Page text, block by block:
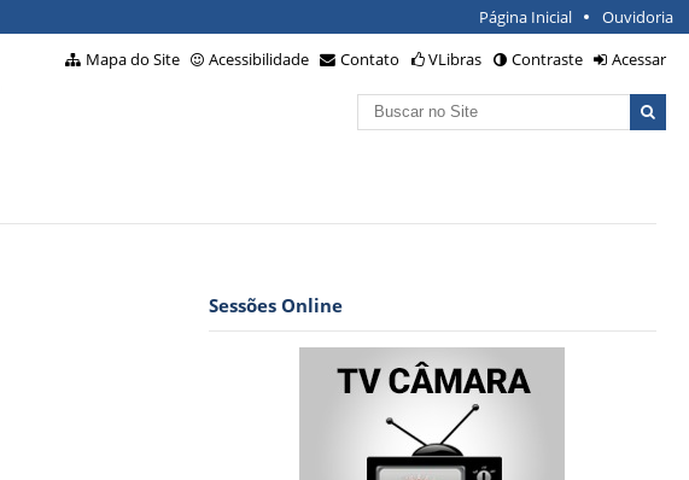
Página Inicial Ouvidoria
Mapa do Site Acessibilidade Contato VLibras Contraste
Acessar
Busca
Sessões Online